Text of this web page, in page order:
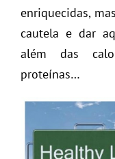
enriquecidas,
cautela e dar
além das
proteínas…